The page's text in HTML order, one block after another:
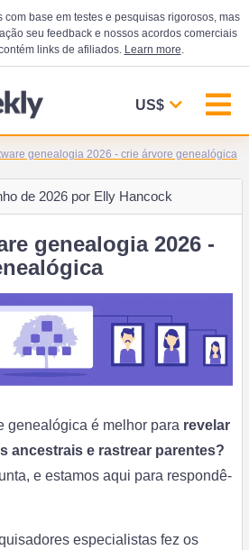
base em testes e pesquisas rigorosos, mas
seu feedback e nossos acordos comerciais
links de afiliados. Learn more.
US$
genealogia 2026 - crie árvore genealógica
de 2026 por Elly Hancock
genealogia 2026 -
genealógica é melhor para revelar
ancestrais e rastrear parentes?
e estamos aqui para respondê-
especialistas fez os